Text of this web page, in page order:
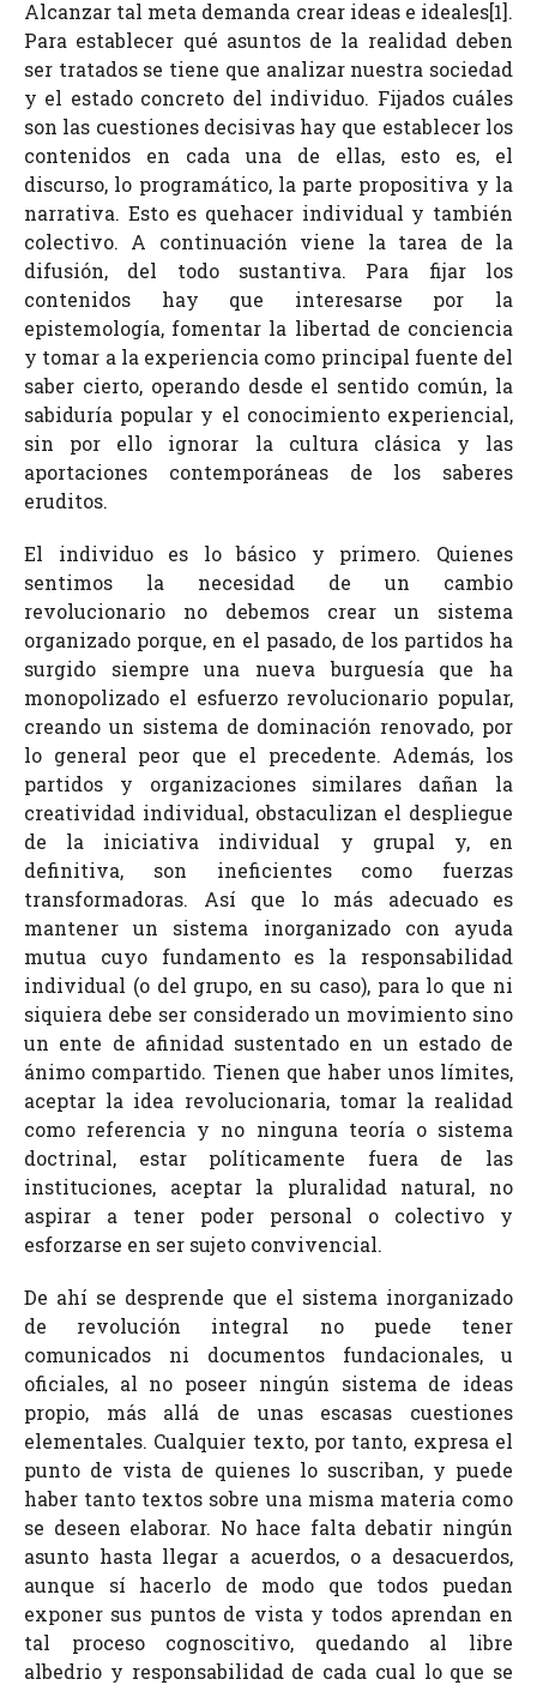
Alcanzar tal meta demanda crear ideas e ideales[1].
Para establecer qué asuntos de la realidad deben
ser tratados se tiene que analizar nuestra sociedad
y el estado concreto del individuo. Fijados cuáles
son las cuestiones decisivas hay que establecer los
contenidos en cada una de ellas, esto es, el
discurso, lo programático, la parte propositiva y la
narrativa. Esto es quehacer individual y también
colectivo. A continuación viene la tarea de la
difusión, del todo sustantiva. Para fijar los
contenidos hay que interesarse por la
epistemología, fomentar la libertad de conciencia
y tomar a la experiencia como principal fuente del
saber cierto, operando desde el sentido común, la
sabiduría popular y el conocimiento experiencial,
sin por ello ignorar la cultura clásica y las
aportaciones contemporáneas de los saberes
eruditos.
El individuo es lo básico y primero. Quienes
sentimos la necesidad de un cambio
revolucionario no debemos crear un sistema
organizado porque, en el pasado, de los partidos ha
surgido siempre una nueva burguesía que ha
monopolizado el esfuerzo revolucionario popular,
creando un sistema de dominación renovado, por
lo general peor que el precedente. Además, los
partidos y organizaciones similares dañan la
creatividad individual, obstaculizan el despliegue
de la iniciativa individual y grupal y, en
definitiva, son ineficientes como fuerzas
transformadoras. Así que lo más adecuado es
mantener un sistema inorganizado con ayuda
mutua cuyo fundamento es la responsabilidad
individual (o del grupo, en su caso), para lo que ni
siquiera debe ser considerado un movimiento sino
un ente de afinidad sustentado en un estado de
ánimo compartido. Tienen que haber unos límites,
aceptar la idea revolucionaria, tomar la realidad
como referencia y no ninguna teoría o sistema
doctrinal, estar políticamente fuera de las
instituciones, aceptar la pluralidad natural, no
aspirar a tener poder personal o colectivo y
esforzarse en ser sujeto convivencial.
De ahí se desprende que el sistema inorganizado
de revolución integral no puede tener
comunicados ni documentos fundacionales, u
oficiales, al no poseer ningún sistema de ideas
propio, más allá de unas escasas cuestiones
elementales. Cualquier texto, por tanto, expresa el
punto de vista de quienes lo suscriban, y puede
haber tanto textos sobre una misma materia como
se deseen elaborar. No hace falta debatir ningún
asunto hasta llegar a acuerdos, o a desacuerdos,
aunque sí hacerlo de modo que todos puedan
exponer sus puntos de vista y todos aprendan en
tal proceso cognoscitivo, quedando al libre
albedrio y responsabilidad de cada cual lo que se